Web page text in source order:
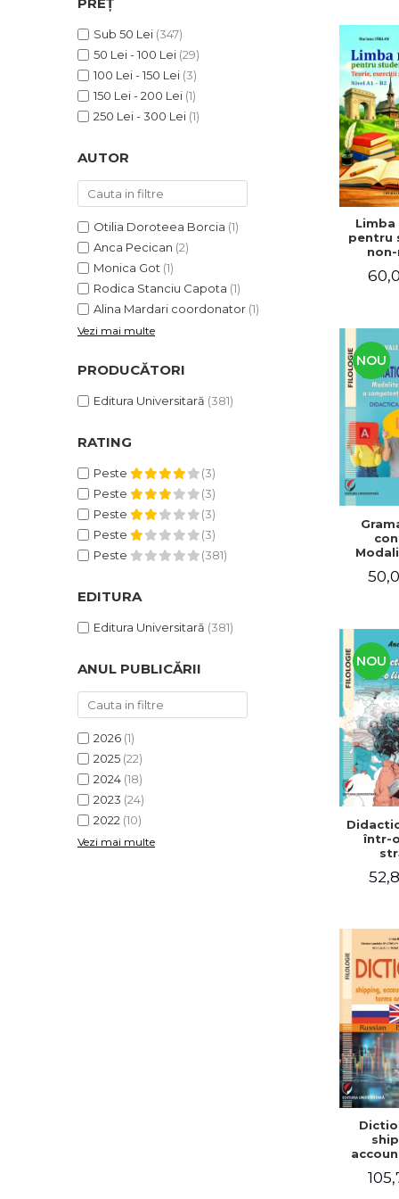
ADMINISTRATIVE
ȘTIINȚE ECONOMICE
ȘTIINȚE EXACTE
EDUCAȚIE FIZICĂ ȘI SPORT
PREUNIVERSITARIA
TIMP LIBER
PACHETE DE STUDIU
PROMOȚIILE LUNII
ULTIMELE EXEMPLARE
Cum Cumpăr
Politica de Retur
Formular de Retur
Distribuitori
Sub 50 Lei (347)
50 Lei - 100 Lei (29)
100 Lei - 150 Lei (3)
150 Lei - 200 Lei (1)
250 Lei - 300 Lei (1)
AUTOR
Otilia Doroteea Borcia (1)
Anca Pecican (2)
Monica Got (1)
Rodica Stanciu Capota (1)
Alina Mardari coordonator (1)
Vezi mai multe
PRODUCĂTORI
Editura Universitară (381)
RATING
Peste
(3)
Peste
(3)
Peste
(3)
Peste
(3)
Peste
(381)
EDITURA
Editura Universitară (381)
ANUL PUBLICĂRII
2026 (1)
2025 (22)
2024 (18)
2023 (24)
2022 (10)
Vezi mai multe
Limba
pentru
Teorie,
teste.
NOU
NOU
într-